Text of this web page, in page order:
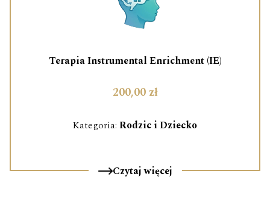
Terapia Instrumental Enrichment (IE)
200,00 zł
Kategoria: Rodzic i Dziecko
Czytaj więcej